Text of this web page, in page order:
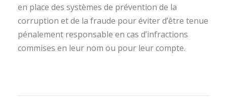
en place des systèmes de prévention de la
corruption et de la fraude pour éviter d’être tenue
pénalement responsable en cas d’infractions
commises en leur nom ou pour leur compte.